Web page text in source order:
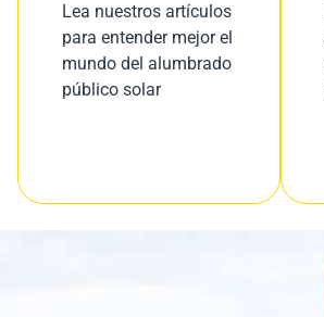
Lea nuestros artículos
para entender mejor el
mundo del alumbrado
público solar